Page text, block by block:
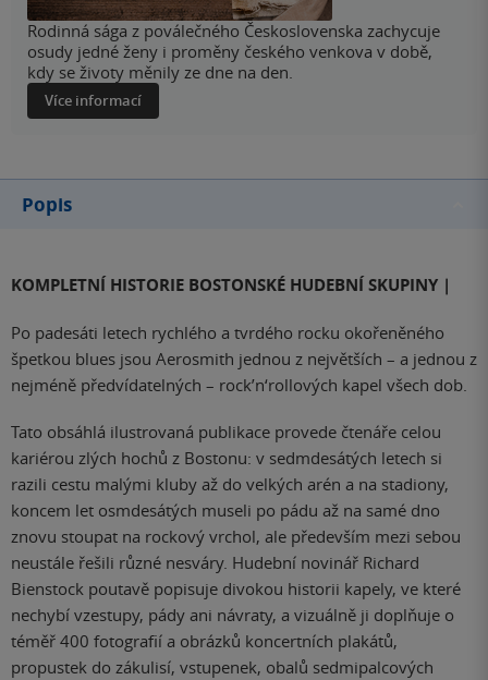
Rodinná sága z poválečného Československa zachycuje
osudy jedné ženy i proměny českého venkova v době,
kdy se životy měnily ze dne na den.
Více informací
Popis
KOMPLETNÍ HISTORIE BOSTONSKÉ HUDEBNÍ SKUPINY |
Po padesáti letech rychlého a tvrdého rocku okořeněného
špetkou blues jsou Aerosmith jednou z největších – a jednou z
nejméně předvídatelných – rock’n‘rollových kapel všech dob.
Tato obsáhlá ilustrovaná publikace provede čtenáře celou
kariérou zlých hochů z Bostonu: v sedmdesátých letech si
razili cestu malými kluby až do velkých arén a na stadiony,
koncem let osmdesátých museli po pádu až na samé dno
znovu stoupat na rockový vrchol, ale především mezi sebou
neustále řešili různé nesváry. Hudební novinář Richard
Bienstock poutavě popisuje divokou historii kapely, ve které
nechybí vzestupy, pády ani návraty, a vizuálně ji doplňuje o
téměř 400 fotografií a obrázků koncertních plakátů,
propustek do zákulisí, vstupenek, obalů sedmipalcových